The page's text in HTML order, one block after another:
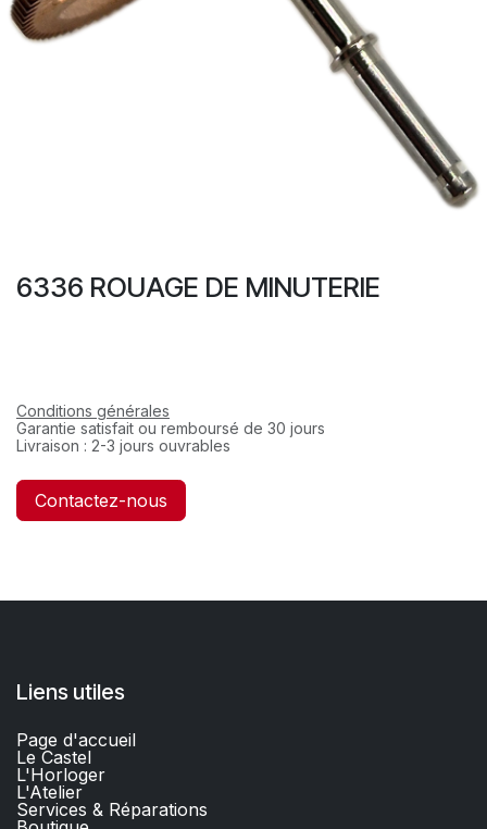
6336 ROUAGE DE MINUTERIE
Conditions générales
Garantie satisfait ou remboursé de 30 jours
Livraison : 2-3 jours ouvrables
Contactez-nous
Liens utiles
Page d'accueil
Le Castel
L'Horloger
L'Atelier
Services & Réparations